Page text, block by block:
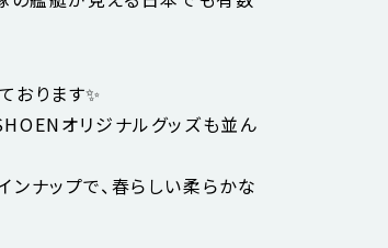
おります✨
オリジナルグッズも並ん
ナップで、春らしい柔らかな